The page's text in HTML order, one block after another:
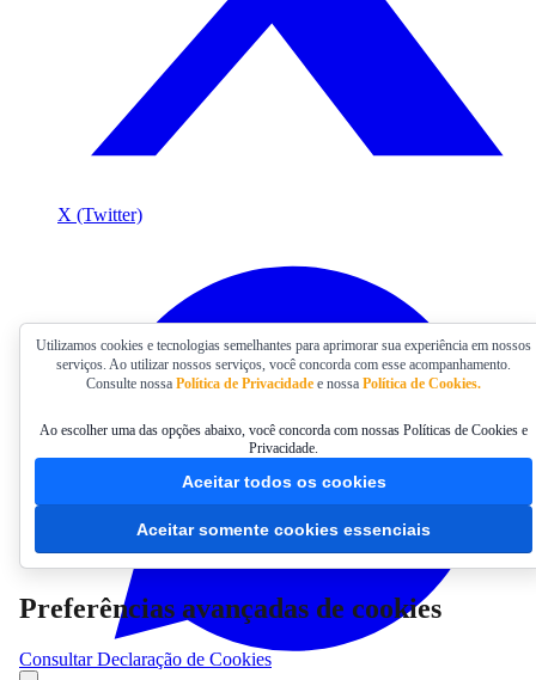
X (Twitter)
Utilizamos cookies e tecnologias semelhantes para aprimorar sua experiência em nossos
serviços. Ao utilizar nossos serviços, você concorda com esse acompanhamento.
Consulte nossa Política de Privacidade e nossa Política de Cookies.
Ao escolher uma das opções abaixo, você concorda com nossas Políticas de Cookies e
Privacidade.
Aceitar todos os cookies
Aceitar somente cookies essenciais
Preferências avançadas de cookies
Consultar Declaração de Cookies